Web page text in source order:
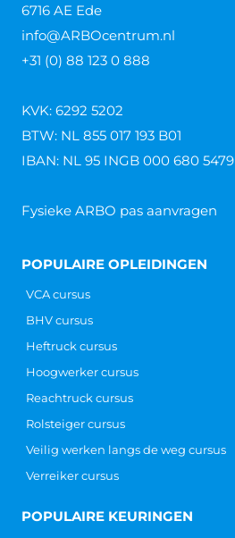
6716 AE Ede
info@ARBOcentrum.nl
+31 (0) 88 123 0 888
KVK: 6292 5202
BTW: NL 855 017 193 B01
IBAN: NL 95 INGB 000 680 5479
Fysieke ARBO pas aanvragen
POPULAIRE OPLEIDINGEN
VCA cursus
BHV cursus
Heftruck cursus
Hoogwerker cursus
Reachtruck cursus
Rolsteiger cursus
Veilig werken langs de weg cursus
Verreiker cursus
POPULAIRE KEURINGEN